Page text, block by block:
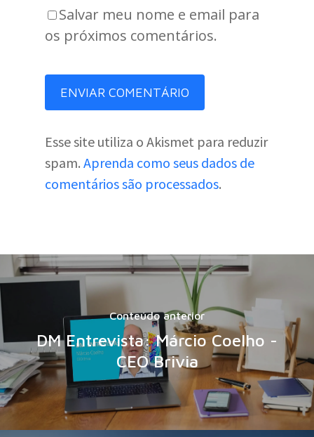
Salvar meu nome e email para
os próximos comentários.
Esse site utiliza o Akismet para reduzir
spam. Aprenda como seus dados de
comentários são processados.
Conteúdo anterior
DM Entrevista: Márcio Coelho -
CEO Brivia